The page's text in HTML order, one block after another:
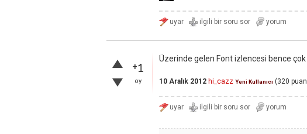
+1
oy
Üzerinde gelen Font izlencesi bence
10 Aralık 2012 hi_cazz Yeni Kullanıcı (320